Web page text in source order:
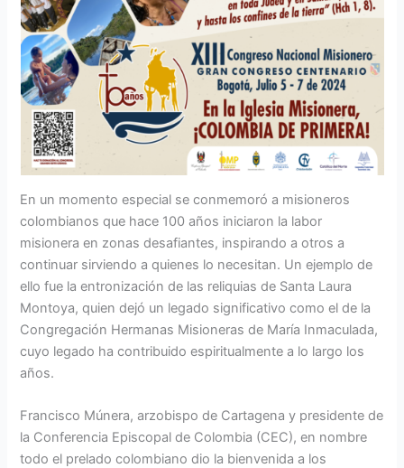
En un momento especial se conmemoró a misioneros
colombianos que hace 100 años iniciaron la labor
misionera en zonas desafiantes, inspirando a otros a
continuar sirviendo a quienes lo necesitan. Un ejemplo de
ello fue la entronización de las reliquias de Santa Laura
Montoya, quien dejó un legado significativo como el de la
Congregación Hermanas Misioneras de María Inmaculada,
cuyo legado ha contribuido espiritualmente a lo largo los
años.
Francisco Múnera, arzobispo de Cartagena y presidente de
la Conferencia Episcopal de Colombia (CEC), en nombre
todo el prelado colombiano dio la bienvenida a los